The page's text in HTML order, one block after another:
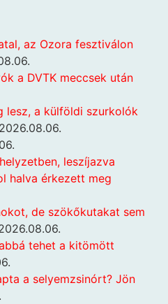
az Ozora fesztiválon
a DVTK meccsek után
lesz, a külföldi szurkolók
2026.08.06.
leszíjazva
halva érkezett meg
de szökőkutakat sem
tehet a kitömött
a selyemzsinórt? Jön